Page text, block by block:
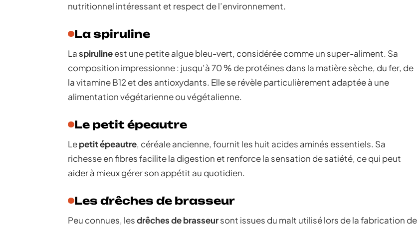
nutritionnel intéressant et respect de l’environnement.
La spiruline
Laspirulineest une petite algue bleu-vert, considérée comme un super-aliment. Sa
composition impressionne : jusqu’à 70 % de protéines dans la matière sèche, du fer, de
la vitamine B12 et des antioxydants. Elle se révèle particulièrement adaptée à une
alimentation végétarienne ou végétalienne.
Le petit épeautre
Lepetit épeautre, céréale ancienne, fournit les huit acides aminés essentiels. Sa
richesse en fibres facilite la digestion et renforce la sensation de satiété, ce qui peut
aider à mieux gérer son appétit au quotidien.
Les drêches de brasseur
Peu connues, lesdrêches de brasseursont issues du malt utilisé lors de la fabrication de